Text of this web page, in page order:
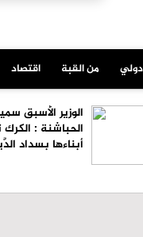
من القبة اقتصاد
الوزير الأسبق
الحباشنة :
أبناءها بسداد